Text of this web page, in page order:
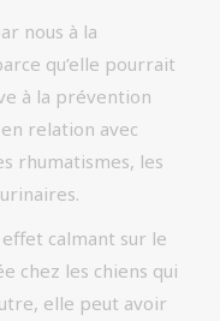
nous à la
qu’elle pourrait
à la prévention
relation avec
rhumatismes, les
calmant sur le
chez les chiens qui
elle peut avoir